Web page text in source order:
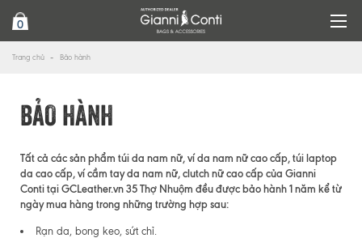
0
Trang chủ Bảo hành
BẢO HÀNH
Tất cả các sản phẩm túi da nam nữ, ví da nam nữ cao cấp, túi laptop
da cao cấp, ví cầm tay da nam nữ, clutch nữ cao cấp của Gianni
Conti tại GCLeather.vn 35 Thợ Nhuộm đều được bảo hành 1 năm kể từ
ngày mua hàng trong những trường hợp sau:
Rạn da, bong keo, sứt chỉ.